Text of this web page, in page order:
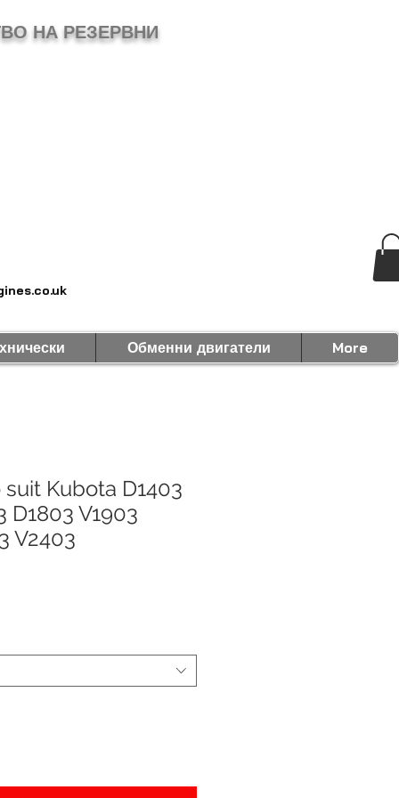
НА РЕЗЕРВНИ
Kubota D1403
D1803 V1903
V2403
Обменни двигатели More